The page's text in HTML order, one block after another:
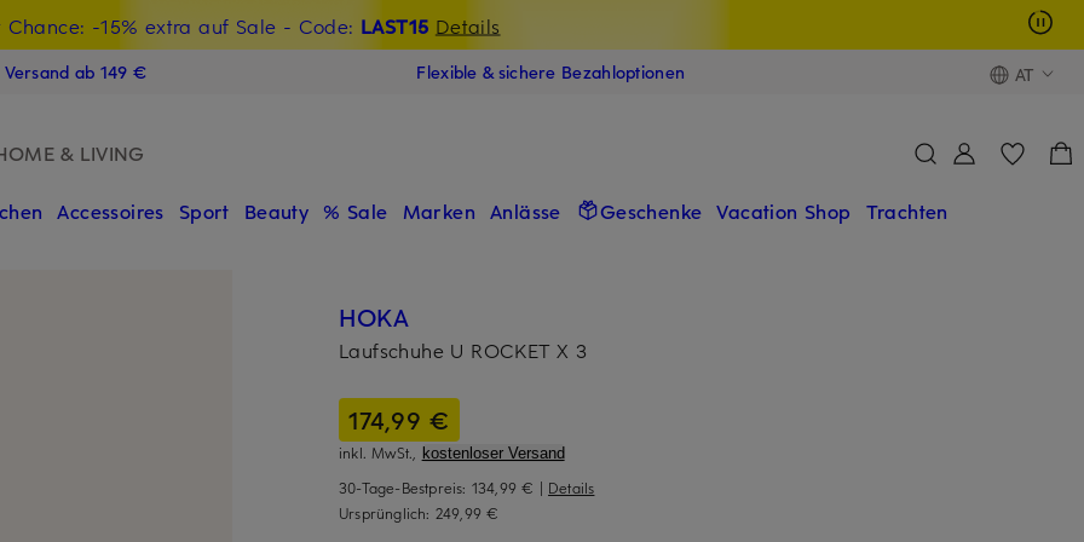
Chance: -15% extra auf Sale - Code: LAST15 Details
Willkommensgutschein mit Beyond sichern
ab 149 € Flexible & sichere Bezahloptionen AT
& LIVING
Accessoires Sport Beauty % Sale Marken Anlässe Geschenke Vacation Shop Trachten
HOKA
Laufschuhe U ROCKET X 3
174,99 €
inkl. MwSt., kostenloser Versand
30-Tage-Bestpreis: 134,99 € | Details
Ursprünglich: 249,99 €